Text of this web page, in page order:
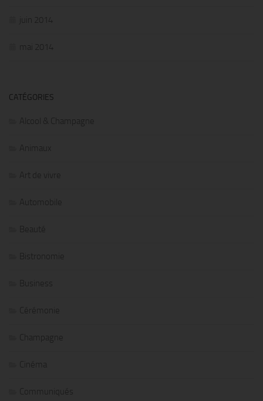
juin 2014
mai 2014
CATÉGORIES
Alcool & Champagne
Animaux
Art de vivre
Automobile
Beauté
Bistronomie
Business
Cérémonie
Champagne
Cinéma
Communiqués